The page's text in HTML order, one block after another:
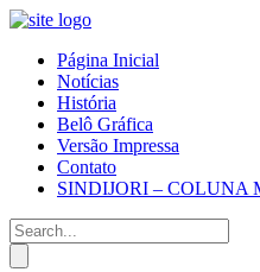
Página Inicial
Notícias
História
Belô Gráfica
Versão Impressa
Contato
SINDIJORI – COLUNA